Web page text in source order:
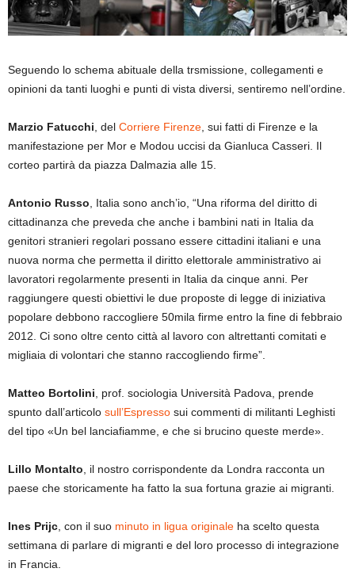
Seguendo lo schema abituale della trsmissione, collegamenti e
opinioni da tanti luoghi e punti di vista diversi, sentiremo nell’ordine.
Marzio Fatucchi , del Corriere Firenze , sui fatti di Firenze e la
manifestazione per Mor e Modou uccisi da Gianluca Casseri. Il
corteo partirà da piazza Dalmazia alle 15.
Antonio Russo , Italia sono anch’io, “Una riforma del diritto di
cittadinanza che preveda che anche i bambini nati in Italia da
genitori stranieri regolari possano essere cittadini italiani e una
nuova norma che permetta il diritto elettorale amministrativo ai
lavoratori regolarmente presenti in Italia da cinque anni. Per
raggiungere questi obiettivi le due proposte di legge di iniziativa
popolare debbono raccogliere 50mila firme entro la fine di febbraio
2012. Ci sono oltre cento città al lavoro con altrettanti comitati e
migliaia di volontari che stanno raccogliendo firme”.
Matteo Bortolini , prof. sociologia Università Padova, prende
spunto dall’articolo sull’Espresso sui commenti di militanti Leghisti
del tipo «Un bel lanciafiamme, e che si brucino queste merde».
Lillo Montalto , il nostro corrispondente da Londra racconta un
paese che storicamente ha fatto la sua fortuna grazie ai migranti.
Ines Prijc , con il suo minuto in ligua originale ha scelto questa
settimana di parlare di migranti e del loro processo di integrazione
in Francia.